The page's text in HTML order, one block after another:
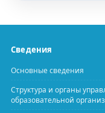
Сведения
Основные сведения
Структура и органы
образовательной